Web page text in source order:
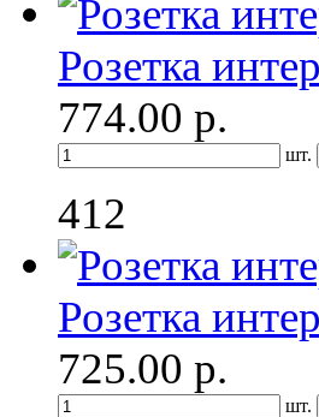
Розетка
774.00 р.
шт.
412
Розетка
725.00 р.
шт.